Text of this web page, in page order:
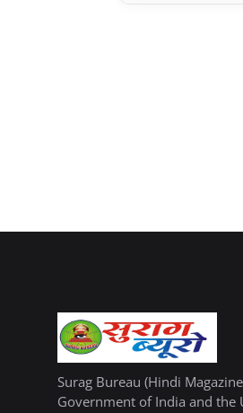
Surag Bureau (Hindi
Government of India and the